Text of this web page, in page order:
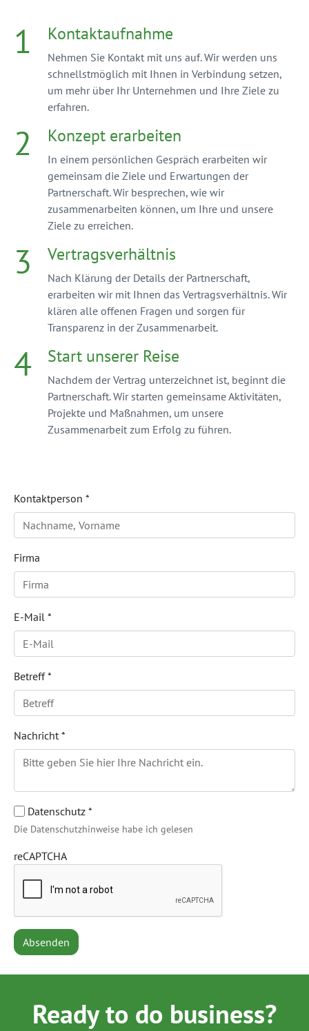
1 Kontaktaufnahme
Nehmen Sie Kontakt mit uns auf. Wir werden uns
schnellstmöglich mit Ihnen in Verbindung setzen,
um mehr über Ihr Unternehmen und Ihre Ziele zu
erfahren.
2 Konzept erarbeiten
In einem persönlichen Gespräch erarbeiten wir
gemeinsam die Ziele und Erwartungen der
Partnerschaft. Wir besprechen, wie wir
zusammenarbeiten können, um Ihre und unsere
Ziele zu erreichen.
3 Vertragsverhältnis
Nach Klärung der Details der Partnerschaft,
erarbeiten wir mit Ihnen das Vertragsverhältnis. Wir
klären alle offenen Fragen und sorgen für
Transparenz in der Zusammenarbeit.
4 Start unserer Reise
Nachdem der Vertrag unterzeichnet ist, beginnt die
Partnerschaft. Wir starten gemeinsame Aktivitäten,
Projekte und Maßnahmen, um unsere
Zusammenarbeit zum Erfolg zu führen.
Kontaktperson *
Firma
E-Mail *
Betreff*
Nachricht*
Datenschutz *
Die Datenschutzhinweise habe ich gelesen
reCAPTCHA
Absenden
Ready to do business?